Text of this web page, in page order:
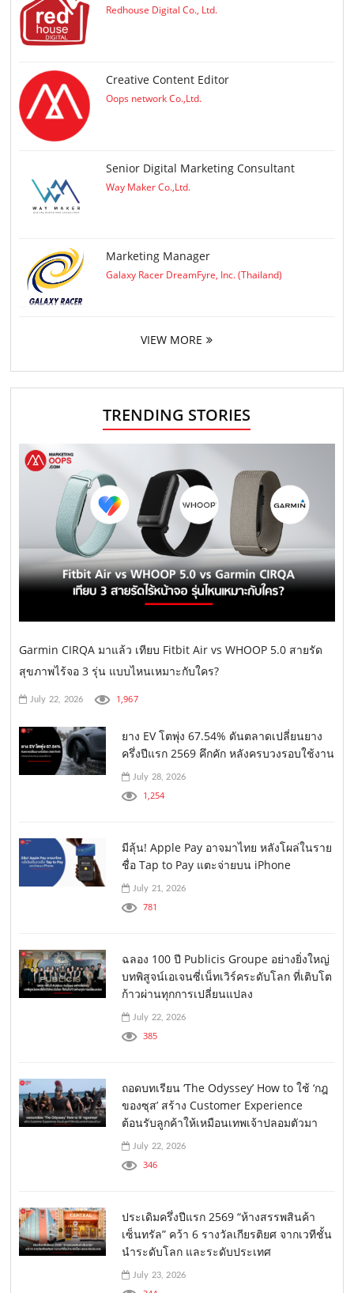
Redhouse Digital Co., Ltd.
Creative Content Editor
Oops network Co.,Ltd.
Senior Digital Marketing Consultant
Way Maker Co.,Ltd.
Marketing Manager
Galaxy Racer DreamFyre, Inc. (Thailand)
VIEW MORE
TRENDING STORIES
Garmin CIRQA มาแล้ว เทียบ Fitbit Air vs WHOOP 5.0 สายรัด
สุขภาพไร้จอ 3 รุ่น แบบไหนเหมาะกับใคร?
July 22, 2026 1,967
ยาง EV โตพุ่ง 67.54% ดันตลาดเปลี่ยนยาง
ครึ่งปีแรก 2569 คึกคัก หลังครบวงรอบใช้งาน
July 28, 2026
1,254
มีลุ้น! Apple Pay อาจมาไทย หลังโผล่ในราย
ชื่อ Tap to Pay แตะจ่ายบน iPhone
July 21, 2026
781
ฉลอง 100 ปี Publicis Groupe อย่างยิ่งใหญ่
บทพิสูจน์เอเจนซี่เน็ทเวิร์คระดับโลก ที่เติบโต
ก้าวผ่านทุกการเปลี่ยนแปลง
July 22, 2026
385
ถอดบทเรียน ‘The Odyssey’ How to ใช้ ‘กฎ
ของซุส’ สร้าง Customer Experience
ต้อนรับลูกค้าให้เหมือนเทพเจ้าปลอมตัวมา
July 22, 2026
346
ประเดิมครึ่งปีแรก 2569 “ห้างสรรพสินค้า
เซ็นทรัล” คว้า 6 รางวัลเกียรติยศ จากเวทีชั้น
นำระดับโลก และระดับประเทศ
July 23, 2026